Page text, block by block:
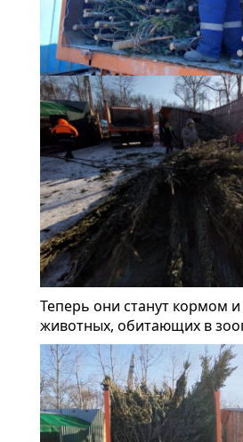
Теперь они станут кормом
животных, обитающих в